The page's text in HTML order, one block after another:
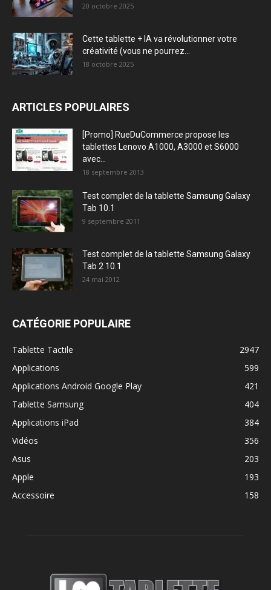
20 octobre 2025
Cette tablette + IA va révolutionner votre
créativité (vous ne pourrez...
18 octobre 2025
ARTICLES POPULAIRES
[Promo] RueDuCommerce propose les
tablettes Lenovo A1000, A3000 et S6000
avec...
18 septembre 2013
Test complet de la tablette Samsung Galaxy
Tab 10.1
9 septembre 2011
Test complet de la tablette Samsung Galaxy
Tab 2 10.1
24 mai 2012
CATÉGORIE POPULAIRE
Tablette Tactile
2947
Applications
599
Applications Android Google Play
421
Tablette Samsung
404
Applications iPad
384
Vidéos
356
Asus
203
Apple
193
Accessoire
158